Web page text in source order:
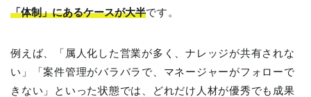
「体制」にあるケースが大半です。
例えば、「属人化した営業が多く、ナレッジが共有されな
い」「案件管理がバラバラで、マネージャーがフォローで
きない」といった状態では、どれだけ人材が優秀でも成果